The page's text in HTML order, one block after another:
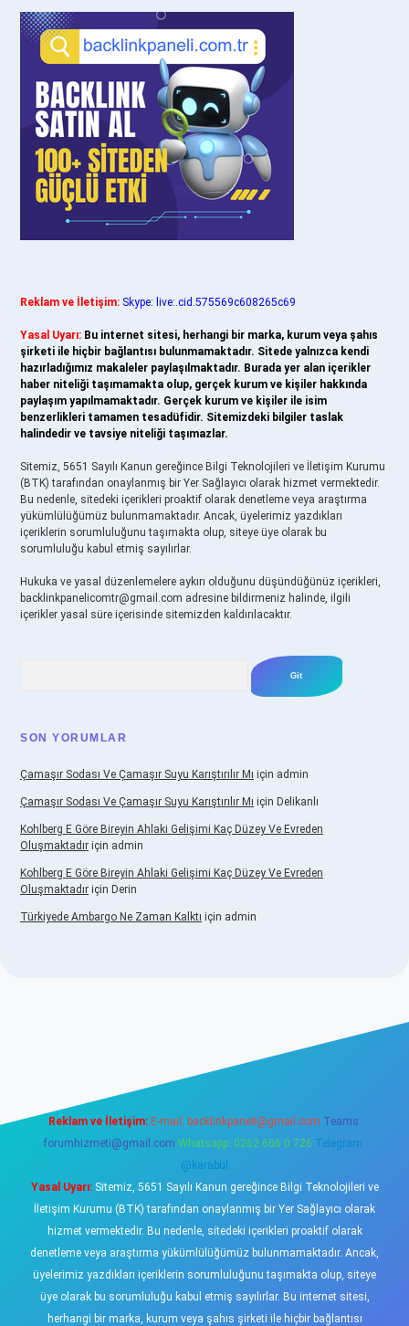
Reklam ve İletişim: Skype: live:.cid.575569c608265c69
Yasal Uyarı: Bu internet sitesi, herhangi bir marka, kurum veya şahıs
şirketi ile hiçbir bağlantısı bulunmamaktadır. Sitede yalnızca kendi
hazırladığımız makaleler paylaşılmaktadır. Burada yer alan içerikler
haber niteliği taşımamakta olup, gerçek kurum ve kişiler hakkında
paylaşım yapılmamaktadır. Gerçek kurum ve kişiler ile isim
benzerlikleri tamamen tesadüfidir. Sitemizdeki bilgiler taslak
halindedir ve tavsiye niteliği taşımazlar.
Sitemiz, 5651 Sayılı Kanun gereğince Bilgi Teknolojileri ve İletişim Kurumu
(BTK) tarafından onaylanmış bir Yer Sağlayıcı olarak hizmet vermektedir.
Bu nedenle, sitedeki içerikleri proaktif olarak denetleme veya araştırma
yükümlülüğümüz bulunmamaktadır. Ancak, üyelerimiz yazdıkları
içeriklerin sorumluluğunu taşımakta olup, siteye üye olarak bu
sorumluluğu kabul etmiş sayılırlar.
Hukuka ve yasal düzenlemelere aykırı olduğunu düşündüğünüz içerikleri,
backlinkpanelicomtr@gmail.com adresine bildirmeniz halinde, ilgili
içerikler yasal süre içerisinde sitemizden kaldırılacaktır.
SON YORUMLAR
Çamaşır Sodası Ve Çamaşır Suyu Karıştırılır Mı için admin
Çamaşır Sodası Ve Çamaşır Suyu Karıştırılır Mı için Delikanlı
Kohlberg E Göre Bireyin Ahlaki Gelişimi Kaç Düzey Ve Evreden
Oluşmaktadır için admin
Kohlberg E Göre Bireyin Ahlaki Gelişimi Kaç Düzey Ve Evreden
Oluşmaktadır için Derin
Türkiyede Ambargo Ne Zaman Kalktı için admin
Reklam ve İletişim: E-mail: backlinkpaneli@gmail.com Teams:
forumhizmeti@gmail.com Whatsapp: 0262 606 0 726 Telegram:
@karabul
Yasal Uyarı:Sitemiz, 5651 Sayılı Kanun gereğince Bilgi Teknolojileri ve
İletişim Kurumu (BTK) tarafından onaylanmış bir Yer Sağlayıcı olarak
hizmet vermektedir. Bu nedenle, sitedeki içerikleri proaktif olarak
denetleme veya araştırma yükümlülüğümüz bulunmamaktadır. Ancak,
üyelerimiz yazdıkları içeriklerin sorumluluğunu taşımakta olup, siteye
üye olarak bu sorumluluğu kabul etmiş sayılırlar. Bu internet sitesi,
herhangi bir marka, kurum veya şahıs şirketi ile hiçbir bağlantısı